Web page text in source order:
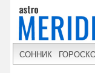
СОННИК